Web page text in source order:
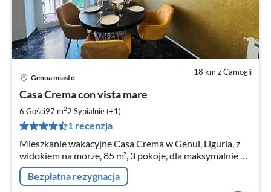
18 km z Camogli
Genoa miasto
Casa Crema con vista mare
6 Gości97 m22 Sypialnie (+1)
1 recenzja
Mieszkanie wakacyjne Casa Crema w Genui, Liguria, z
widokiem na morze, 85 m², 3 pokoje, dla maksymalnie 6
osób.
Bezpłatna rezygnacja